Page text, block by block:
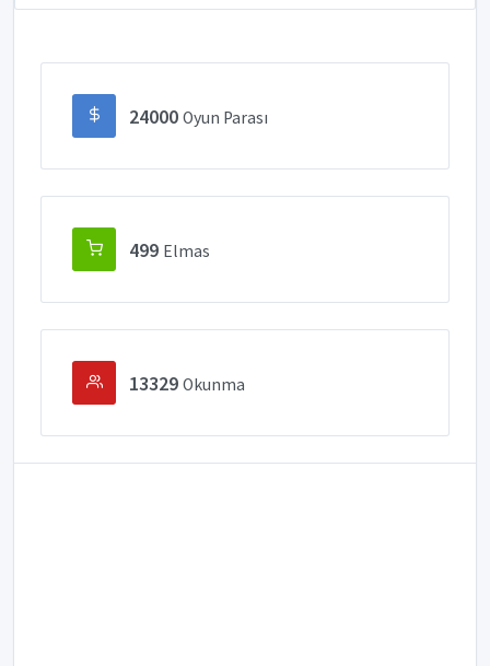
24000 Oyun Parası
499 Elmas
13329 Okunma